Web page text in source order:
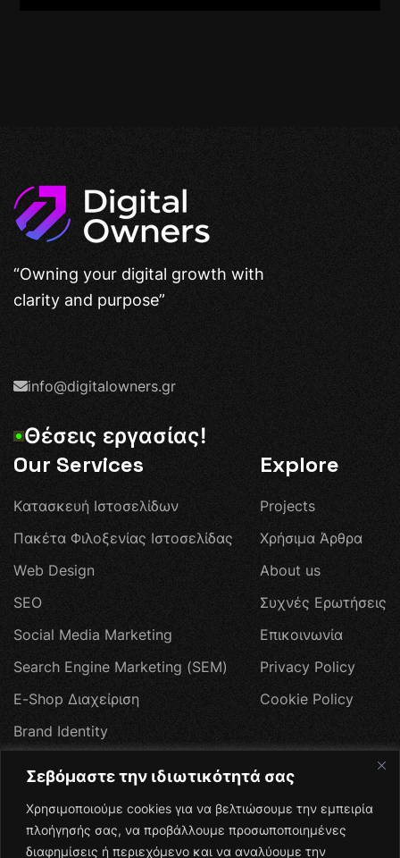
Σεβόμαστε την ιδιωτικότητά σας
Χρησιμοποιούμε cookies για να βελτιώσουμε την εμπειρία
πλοήγησής σας, να προβάλλουμε προσωποποιημένες
διαφημίσεις ή περιεχόμενο και να αναλύουμε την
“Owning your digital growth with
clarity and purpose”
info@digitalowners.gr
Θέσεις εργασίας!
Our Services
Κατασκευή Ιστοσελίδων
Πακέτα Φιλοξενίας Ιστοσελίδας
Web Design
SEO
Social Media Marketing
Search Engine Marketing (SEM)
E-Shop Διαχείριση
Brand Identity
Explore
Projects
Χρήσιμα Άρθρα
About us
Συχνές Ερωτήσεις
Επικοινωνία
Privacy Policy
Cookie Policy
Social Media